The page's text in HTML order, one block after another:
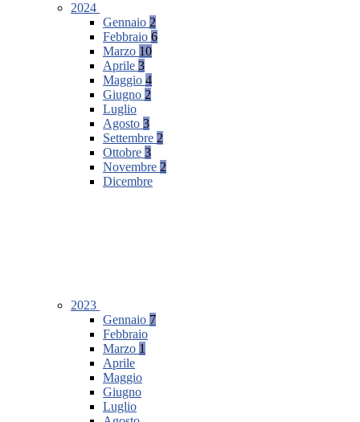
2024
Gennaio 2
Febbraio 6
Marzo 10
Aprile 3
Maggio 4
Giugno 2
Luglio
Agosto 3
Settembre 2
Ottobre 3
Novembre 2
Dicembre
2023
Gennaio 7
Febbraio
Marzo 1
Aprile
Maggio
Giugno
Luglio